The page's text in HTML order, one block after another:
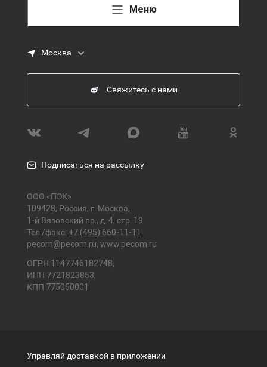
Меню
Москва
Свяжитесь с нами
Подписаться на рассылку
ООО «ПЭК»
109428, Россия, г. Москва,
1-й Вязовский пр., д. 4, стр. 19
Тел./факс: +7 (495) 660-11-11
pecom@pecom.ru, www.pecom.ru
ОГРН 1147746182748,
ИНН 7721823853,
КПП 775050001
Управляй доставкой в приложении